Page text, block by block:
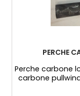
PERCHE
Perche carbone
carbone